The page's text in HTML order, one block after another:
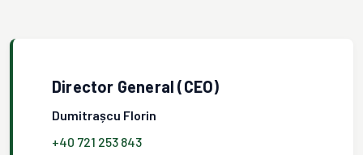
Director General (CEO)
Dumitrașcu Florin
+40 721 253 843